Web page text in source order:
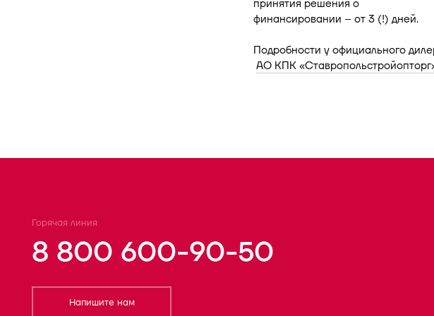
принятия решения о
финансировании – от 3 (!) дней.
Подробности у официального
АО КПК
Горячая линия
8 800 600-90-50
Напишите нам